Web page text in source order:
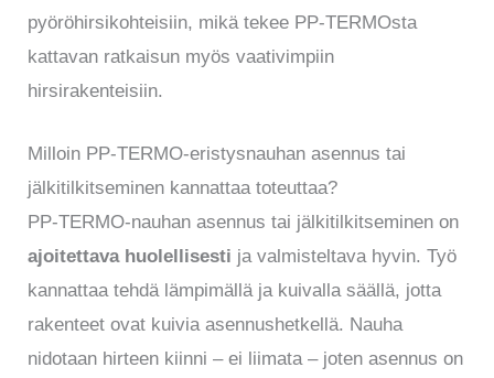
pyöröhirsikohteisiin, mikä tekee PP-TERMOsta
kattavan ratkaisun myös vaativimpiin
hirsirakenteisiin.
Milloin PP-TERMO-eristysnauhan asennus tai
jälkitilkitseminen kannattaa toteuttaa?
PP-TERMO-nauhan asennus tai jälkitilkitseminen on
ajoitettava huolellisesti ja valmisteltava hyvin. Työ
kannattaa tehdä lämpimällä ja kuivalla säällä, jotta
rakenteet ovat kuivia asennushetkellä. Nauha
nidotaan hirteen kiinni – ei liimata – joten asennus on